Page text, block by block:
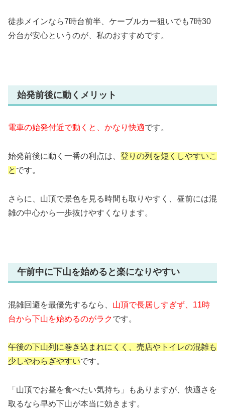
徒歩メインなら7時台前半、ケーブルカー狙いでも7時30
分台が安心というのが、私のおすすめです。
始発前後に動くメリット
電車の始発付近で動くと、かなり快適です。
始発前後に動く一番の利点は、 登りの列を短くしやすいこ
と です。
さらに、山頂で景色を見る時間も取りやすく、昼前には混
雑の中心から一歩抜けやすくなります。
午前中に下山を始めると楽になりやすい
混雑回避を最優先するなら、 山頂で長居しすぎず、11時
台から下山を始めるのがラクです。
午後の下山列に巻き込まれにくく、売店やトイレの混雑も
少しやわらぎやすいです。
「山頂でお昼を食べたい気持ち」もありますが、快適さを
取るなら早め下山が本当に効きます。